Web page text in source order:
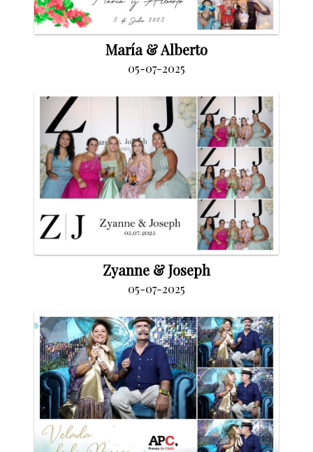
María & Alberto
05-07-2025
Zyanne & Joseph
05-07-2025